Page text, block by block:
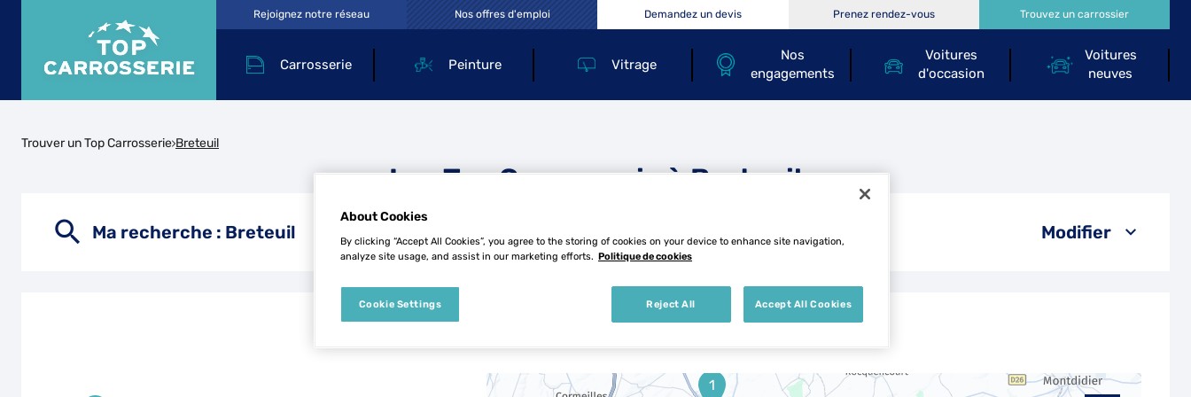
Carrosserie Peinture Vitrage
Nos
engagements
Voitures
d'occasion
Voitures
neuves
Rejoignez notre réseau Nos offres d'emploi Demandez un devis Prenez rendez-vous Trouvez un carrossier
Trouver un Top Carrosserie Breteuil
Les Top Carrosserie à Breteuil
Ma recherche : Breteuil Modifier
1
About Cookies
By clicking “Accept All Cookies”, you agree to the storing of cookies on your device to enhance site navigation,
analyze site usage, and assist in our marketing efforts. Politique de cookies
Reject All Accept All Cookies
Cookie Settings